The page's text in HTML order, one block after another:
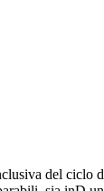
del ciclo